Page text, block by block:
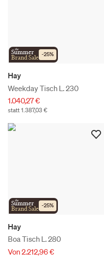
the
Summer
Brand Sale -25%
Hay
Weekday Tisch L. 230
1.040,27 €
statt 1.387,03 €
the
Summer
Brand Sale -25%
Hay
Boa Tisch L. 280
Von 2.212,96 €